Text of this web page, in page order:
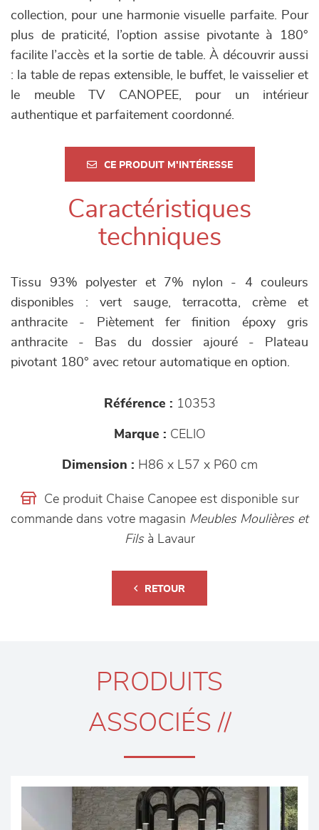
collection, pour une harmonie visuelle parfaite. Pour
plus de praticité, l’option assise pivotante à 180°
facilite l’accès et la sortie de table. À découvrir aussi
: la table de repas extensible, le buffet, le vaisselier et
le meuble TV CANOPEE, pour un intérieur
authentique et parfaitement coordonné.
CE PRODUIT M'INTÉRESSE
Caractéristiques
techniques
Tissu 93% polyester et 7% nylon - 4 couleurs
disponibles : vert sauge, terracotta, crème et
anthracite - Piètement fer finition époxy gris
anthracite - Bas du dossier ajouré - Plateau
pivotant 180° avec retour automatique en option.
Référence : 10353
Marque : CELIO
Dimension : H86 x L57 x P60 cm
Ce produit Chaise Canopee est disponible sur
commande dans votre magasin Meubles Moulières et
Filsà Lavaur
RETOUR
PRODUITS
ASSOCIÉS //